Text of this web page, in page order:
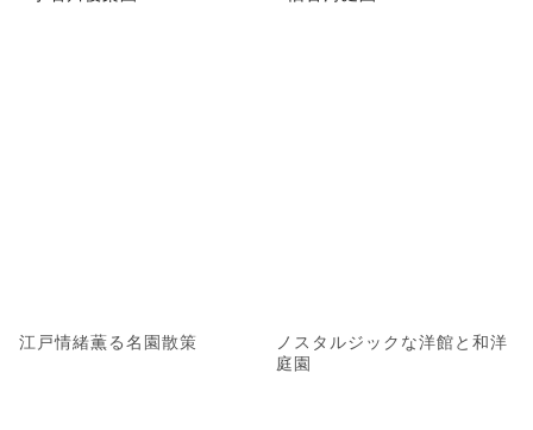
江戸情緒薫る名園散策
ノスタルジックな洋館と和洋
庭園